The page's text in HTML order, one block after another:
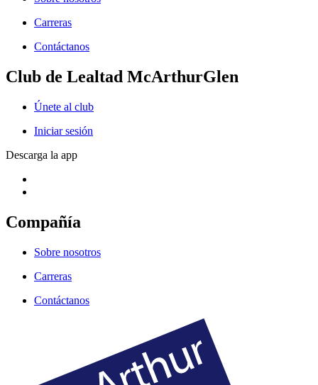
Carreras
Contáctanos
Club de Lealtad McArthurGlen
Únete al club
Iniciar sesión
Descarga la app
Compañía
Sobre nosotros
Carreras
Contáctanos